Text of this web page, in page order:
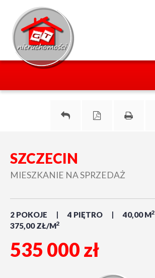
SZCZECIN
MIESZKANIE NA SPRZEDAŻ
2 POKOJE 4 PIĘTRO 40,00 M2
375,00 ZŁ/M2
535 000 zł